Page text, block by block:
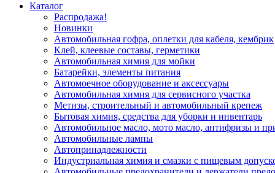
Каталог
Распродажа!
Новинки
Автомобильная гофра, оплетки для кабеля, кембрик
Клей, клеевые составы, герметики
Автомобильная химия для мойки
Батарейки, элементы питания
Автомоечное оборудование и аксессуары
Автомобильная химия для сервисного участка
Метизы, строительный и автомобильный крепеж
Бытовая химия, средства для уборки и инвентарь
Автомобильное масло, мото масло, антифризы и
Автомобильные лампы
Автопринадлежности
Индустриальная химия и смазки с пищевым